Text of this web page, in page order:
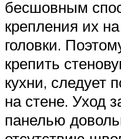
бесшовным
крепления их
головки.
крепить
кухни, следует
на стене. Уход
панелью